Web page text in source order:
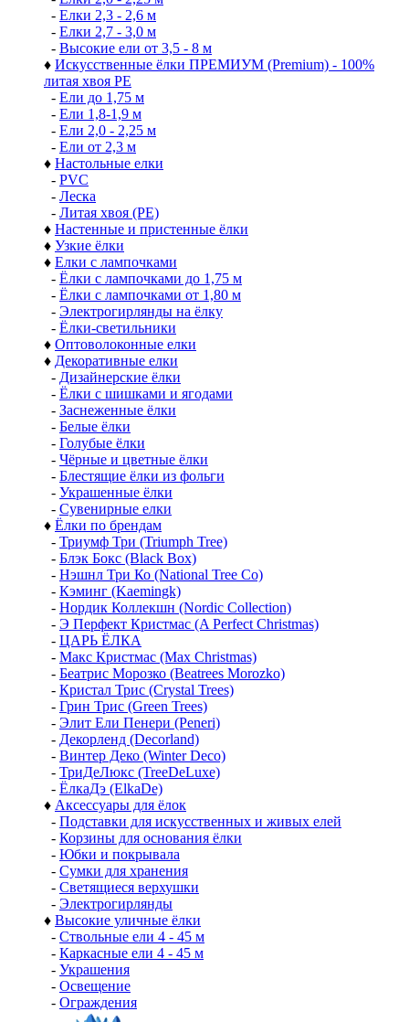
- Елки 2,3 - 2,6 м
- Елки 2,7 - 3,0 м
- Высокие ели от 3,5 - 8 м
♦ Искусственные ёлки ПРЕМИУМ (Premium) - 100%
литая хвоя РЕ
- Ели до 1,75 м
- Ели 1,8-1,9 м
- Ели 2,0 - 2,25 м
- Ели от 2,3 м
♦ Настольные елки
- PVC
- Леска
- Литая хвоя (РЕ)
♦ Настенные и пристенные ёлки
♦ Узкие ёлки
♦ Елки с лампочками
- Ёлки с лампочками до 1,75 м
- Ёлки с лампочками от 1,80 м
- Электрогирлянды на ёлку
- Ёлки-светильники
♦ Оптоволоконные елки
♦ Декоративные елки
- Дизайнерские ёлки
- Ёлки с шишками и ягодами
- Заснеженные ёлки
- Белые ёлки
- Голубые ёлки
- Чёрные и цветные ёлки
- Блестящие ёлки из фольги
- Украшенные ёлки
- Сувенирные елки
♦ Ёлки по брендам
- Триумф Три (Triumph Tree)
- Блэк Бокс (Black Box)
- Нэшнл Три Ко (National Tree Co)
- Кэминг (Kaemingk)
- Нордик Коллекшн (Nordic Collection)
- Э Перфект Кристмас (A Perfect Christmas)
- ЦАРЬ ЁЛКА
- Макс Кристмас (Max Christmas)
- Беатрис Морозко (Beatrees Morozko)
- Кристал Трис (Crystal Trees)
- Грин Трис (Green Trees)
- Элит Ели Пенери (Peneri)
- Декорленд (Decorland)
- Винтер Деко (Winter Deco)
- ТриДеЛюкс (TreeDeLuxe)
- ЁлкаДэ (ElkaDe)
♦ Аксессуары для ёлок
- Подставки для искусственных и живых елей
- Корзины для основания ёлки
- Юбки и покрывала
- Сумки для хранения
- Светящиеся верхушки
- Электрогирлянды
♦ Высокие уличные ёлки
- Ствольные ели 4 - 45 м
- Каркасные ели 4 - 45 м
- Украшения
- Освещение
- Ограждения